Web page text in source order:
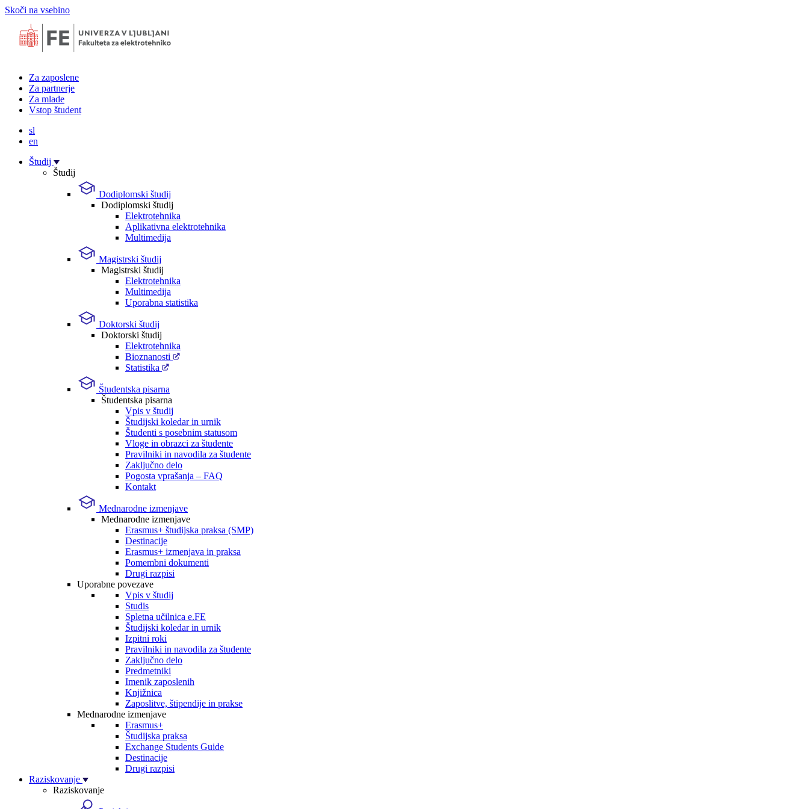
Skoči na vsebino
Za zaposlene
Za partnerje
Za mlade
Vstop študent
sl
en
Študij
Študij
Dodiplomski študij
Dodiplomski študij
Elektrotehnika
Aplikativna elektrotehnika
Multimedija
Magistrski študij
Magistrski študij
Elektrotehnika
Multimedija
Uporabna statistika
Doktorski študij
Doktorski študij
Elektrotehnika
Bioznanosti
Statistika
Študentska pisarna
Študentska pisarna
Vpis v študij
Študijski koledar in urnik
Študenti s posebnim statusom
Vloge in obrazci za študente
Pravilniki in navodila za študente
Zaključno delo
Pogosta vprašanja – FAQ
Kontakt
Mednarodne izmenjave
Mednarodne izmenjave
Erasmus+ študijska praksa (SMP)
Destinacije
Erasmus+ izmenjava in praksa
Pomembni dokumenti
Drugi razpisi
Uporabne povezave
Vpis v študij
Studis
Spletna učilnica e.FE
Študijski koledar in urnik
Izpitni roki
Pravilniki in navodila za študente
Zaključno delo
Predmetniki
Imenik zaposlenih
Knjižnica
Zaposlitve, štipendije in prakse
Mednarodne izmenjave
Erasmus+
Študijska praksa
Exchange Students Guide
Destinacije
Drugi razpisi
Raziskovanje
Raziskovanje